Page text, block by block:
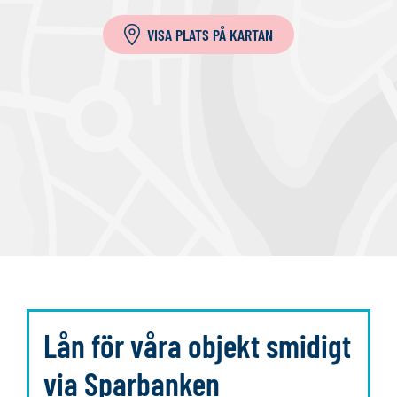
l
VISA PLATS PÅ KARTAN
Lån för våra objekt smidigt
via Sparbanken